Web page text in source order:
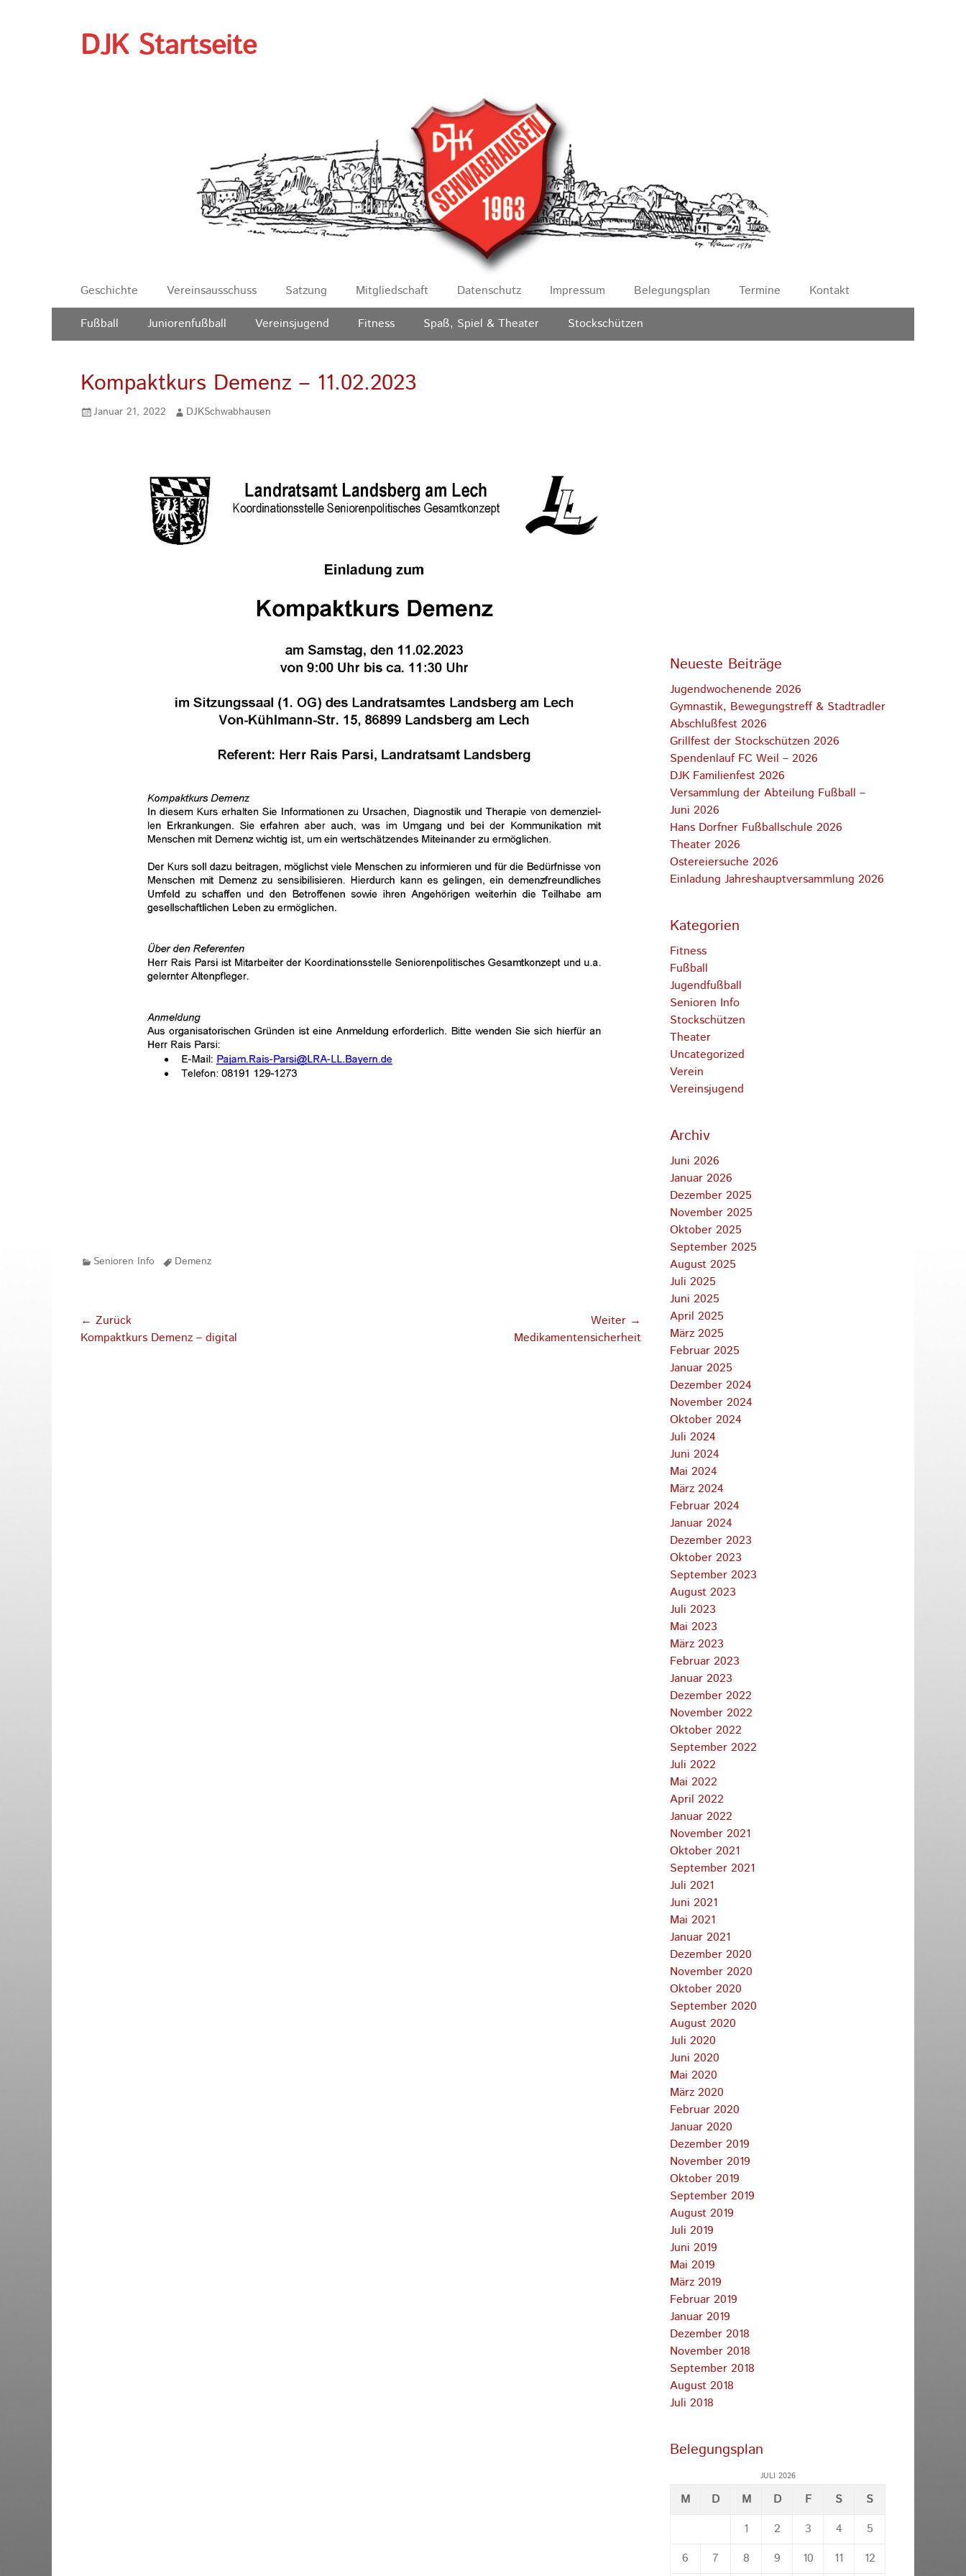
DJK Startseite
Erstes
Menü
Zum
Inhalt:
Geschichte Vereinsausschuss Satzung Mitgliedschaft Datenschutz Impressum Belegungsplan Termine Kontakt
Zweites
Menü
Zum
Inhalt:
Fußball Juniorenfußball Vereinsjugend Fitness Spaß, Spiel & Theater Stockschützen
Kompaktkurs Demenz – 11.02.2023
Gepostet
Januar 21, 2022 AutorDJKSchwabhausen
Kategorien
Senioren Info TagsDemenz
Beitragsnavigation
← Zurück
Vorhergehender
Kompaktkurs Demenz – digital
Weiter →
Medikamentensicherheit
Neueste Beiträge
Jugendwochenende 2026
Gymnastik, Bewegungstreff & Stadtradler
Abschlußfest 2026
Grillfest der Stockschützen 2026
Spendenlauf FC Weil – 2026
DJK Familienfest 2026
Versammlung der Abteilung Fußball –
Juni 2026
Hans Dorfner Fußballschule 2026
Theater 2026
Ostereiersuche 2026
Einladung Jahreshauptversammlung 2026
Kategorien
Fitness
Fußball
Jugendfußball
Senioren Info
Stockschützen
Theater
Uncategorized
Verein
Vereinsjugend
Archiv
Juni 2026
Januar 2026
Dezember 2025
November 2025
Oktober 2025
September 2025
August 2025
Juli 2025
Juni 2025
April 2025
März 2025
Februar 2025
Januar 2025
Dezember 2024
November 2024
Oktober 2024
Juli 2024
Juni 2024
Mai 2024
März 2024
Februar 2024
Januar 2024
Dezember 2023
Oktober 2023
September 2023
August 2023
Juli 2023
Mai 2023
März 2023
Februar 2023
Januar 2023
Dezember 2022
November 2022
Oktober 2022
September 2022
Juli 2022
Mai 2022
April 2022
Januar 2022
November 2021
Oktober 2021
September 2021
Juli 2021
Juni 2021
Mai 2021
Januar 2021
Dezember 2020
November 2020
Oktober 2020
September 2020
August 2020
Juli 2020
Juni 2020
Mai 2020
März 2020
Februar 2020
Januar 2020
Dezember 2019
November 2019
Oktober 2019
September 2019
August 2019
Juli 2019
Juni 2019
Mai 2019
März 2019
Februar 2019
Januar 2019
Dezember 2018
November 2018
September 2018
August 2018
Juli 2018
Belegungsplan
JULI 2026
M D M D F S
S
1
2 3 4
5
6
7 8 9 10 11 12